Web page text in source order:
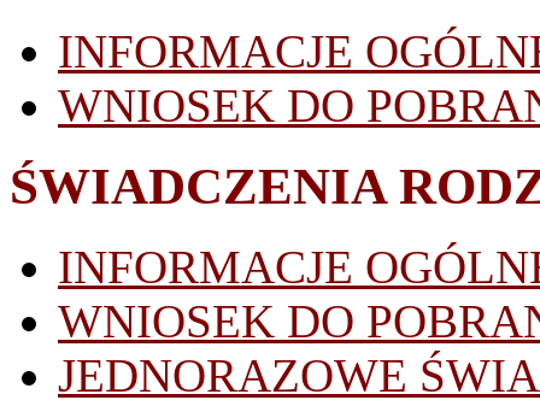
INFORMACJE
WNIOSEK DO
ŚWIADCZENIA
INFORMACJE
WNIOSEK DO
JEDNORAZOWE